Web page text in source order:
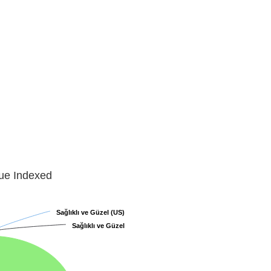
Indexed
Sağlıklı ve Güzel (US)
Sağlıklı ve Güzel (US)
Sağlıklı ve Güzel
Sağlıklı ve Güzel